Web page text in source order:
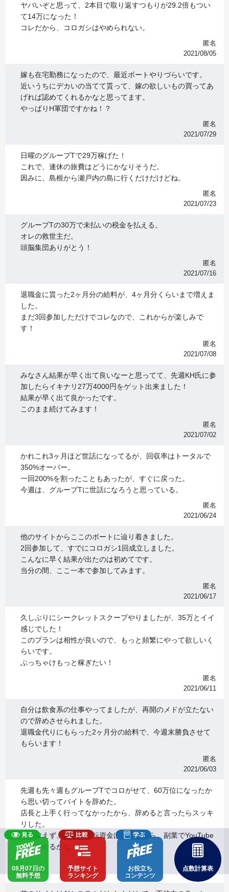
ヤバいぞと思って、2本目で取り返すつもりが29.2倍もつい
て14万になった！
コレだから、コロガシはやめられない。
匿名
2021/08/05
嫁も在宅勤務になったので、最近ボートやりづらいです。
近いうちにデカいの当てて貰って、嫁の欲しいもの買ってあ
げれば認めてくれるかなと思ってます。
やっぱりH軍団ですかね！？
匿名
2021/07/29
日曜のグループTで29万稼げた！
これで、連休の旅費はどうにかなりそうだ。
因みに、島根から瀬戸内の島に行くだけだけどね。
匿名
2021/07/23
グループTの30万で未払いの税金を払える。
オレの救世主だ。
頭脳集団ありがとう！
匿名
2021/07/16
退職金に貰った2ヶ月分の給料が、4ヶ月分くらいまで増えま
した。
まだ3回参加しただけでコレなので、これからが楽しみで
す！
匿名
2021/07/08
みなさん結果が早く出て良いなーと思ってて、先週KH氏に参
加したらイキナリ27万4000円をゲット出来ました！
結果が早く出て良かったです。
このまま続けてみます！
匿名
2021/07/02
かれこれ3ヶ月ほど世話になってるが、回収率はトータルで
350%オーバー。
一回200%を割ったこともあったが、すぐに戻った。
今週は、グループTに世話になろうと思っている。
匿名
2021/06/24
他のサイトからここのボートに辿り着きました。
2回参加して、すでにコロガシ1回成立しました。
こんなに早く結果が出たのは初めてです。
当分の間、ここ一本で参加してみます。
匿名
2021/06/17
久しぶりにシークレットスクープやりましたが、35万とイイ
感じでした！
このプランは相性が良いので、もっと頻繁にやって欲しいく
らいです。
ぶっちゃけもっと稼ぎたい！
匿名
2021/06/11
自分は飲食系の仕事やってましたが、再開のメドが立たない
ので辞めさせられました。
退職金代りにもらった2ヶ月分の給料で、今週末勝負させて
もらいます！
匿名
2021/06/03
先週も先々週もグループTでコロがせて、60万位になったか
ら思い切ってバイトを辞めた。
店長と上手く行ってなかったから、辞めると言ったらスッキ
リした。
取り敢えず、当分の運転資金は出来たから、副業でYouTube
でも始めるかな。
2021/05/27
08月07日の
無料予想
予想サイト
ランキング
お役立ち
コンテンツ
点数計算表